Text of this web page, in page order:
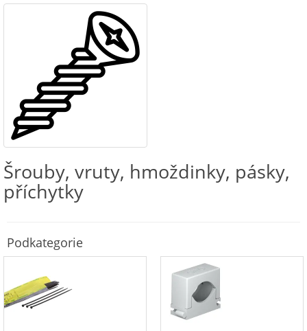
Šrouby, vruty, hmoždinky, pásky,
příchytky
Podkategorie